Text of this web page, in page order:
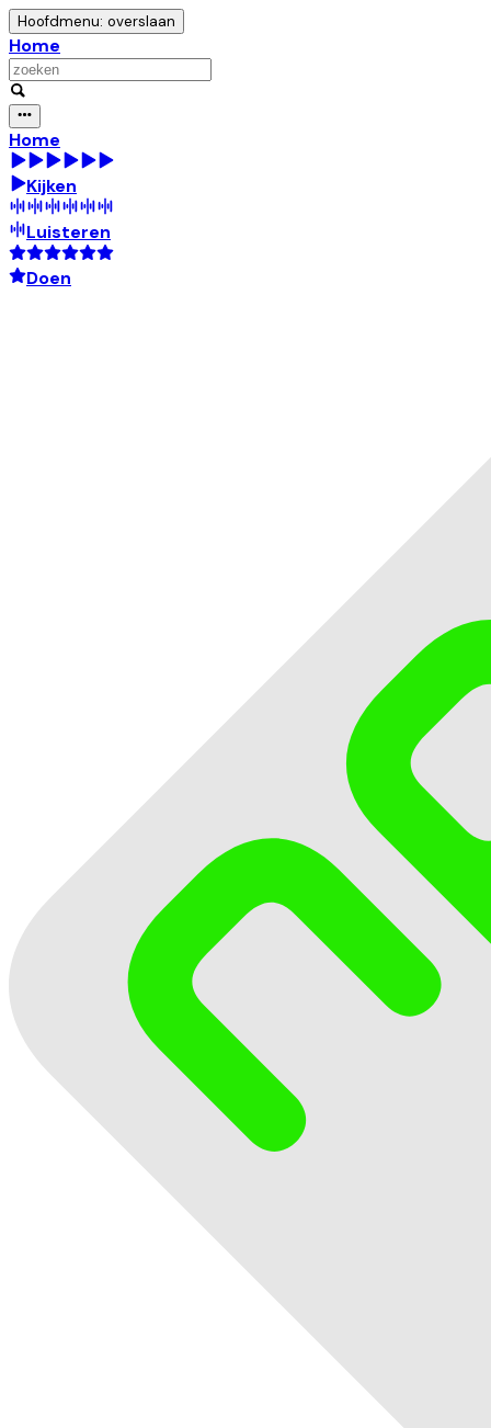
Hoofdmenu: overslaan
Home
Home
Kijken
Luisteren
Doen